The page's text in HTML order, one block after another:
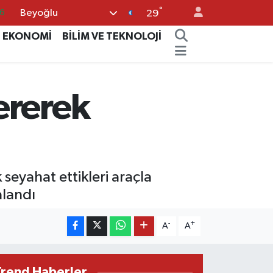
Beyoğlu 29°
EKONOMİ
BİLİM VE TEKNOLOJİ
ettikleri araçla
A- A+